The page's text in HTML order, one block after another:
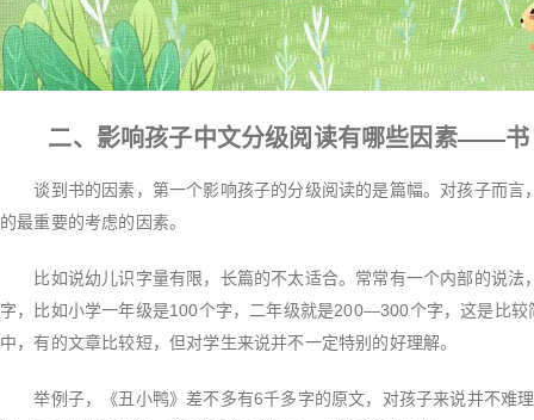
二、影响孩子中文分级阅读有哪些因素——书
谈到书的因素，第一个影响孩子的分级阅读的是篇幅。对孩子而言
的最重要的考虑的因素。
比如说幼儿识字量有限，长篇的不太适合。常常有一个内部的说法
字，比如小学一年级是100个字，二年级就是200—300个字，这是比较
中，有的文章比较短，但对学生来说并不一定特别的好理解。
举例子，《丑小鸭》差不多有6千多字的原文，对孩子来说并不难